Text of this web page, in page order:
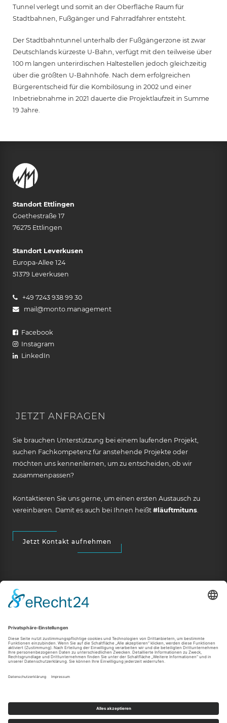
Tunnel verlegt und somit an der Oberfläche Raum für
Stadtbahnen, Fußgänger und Fahrradfahrer entsteht.
Der Stadtbahntunnel unterhalb der Fußgängerzone ist zwar
Deutschlands kürzeste U-Bahn, verfügt mit den teilweise über
100 m langen unterirdischen Haltestellen jedoch gleichzeitig
über die größten U-Bahnhöfe. Nach dem erfolgreichen
Bürgerentscheid für die Kombilösung in 2002 und einer
Inbetriebnahme in 2021 dauerte die Projektlaufzeit in Summe
19 Jahre.
Standort Ettlingen
Goethestraße 17
76275 Ettlingen
Standort Leverkusen
Europa-Allee 124
51379 Leverkusen
+49 7243 938 99 30
mail@monto.management
Facebook
Instagram
LinkedIn
JETZT ANFRAGEN
Sie brauchen Unterstützung bei einem laufenden Projekt,
suchen Fachkompetenz für anstehende Projekte oder
möchten uns kennenlernen, um zu entscheiden, ob wir
zusammenpassen?
Kontaktieren Sie uns gerne, um einen ersten Austausch zu
vereinbaren. Damit es auch bei Ihnen heißt #läuftmituns.
Jetzt Kontakt aufnehmen
Impressum